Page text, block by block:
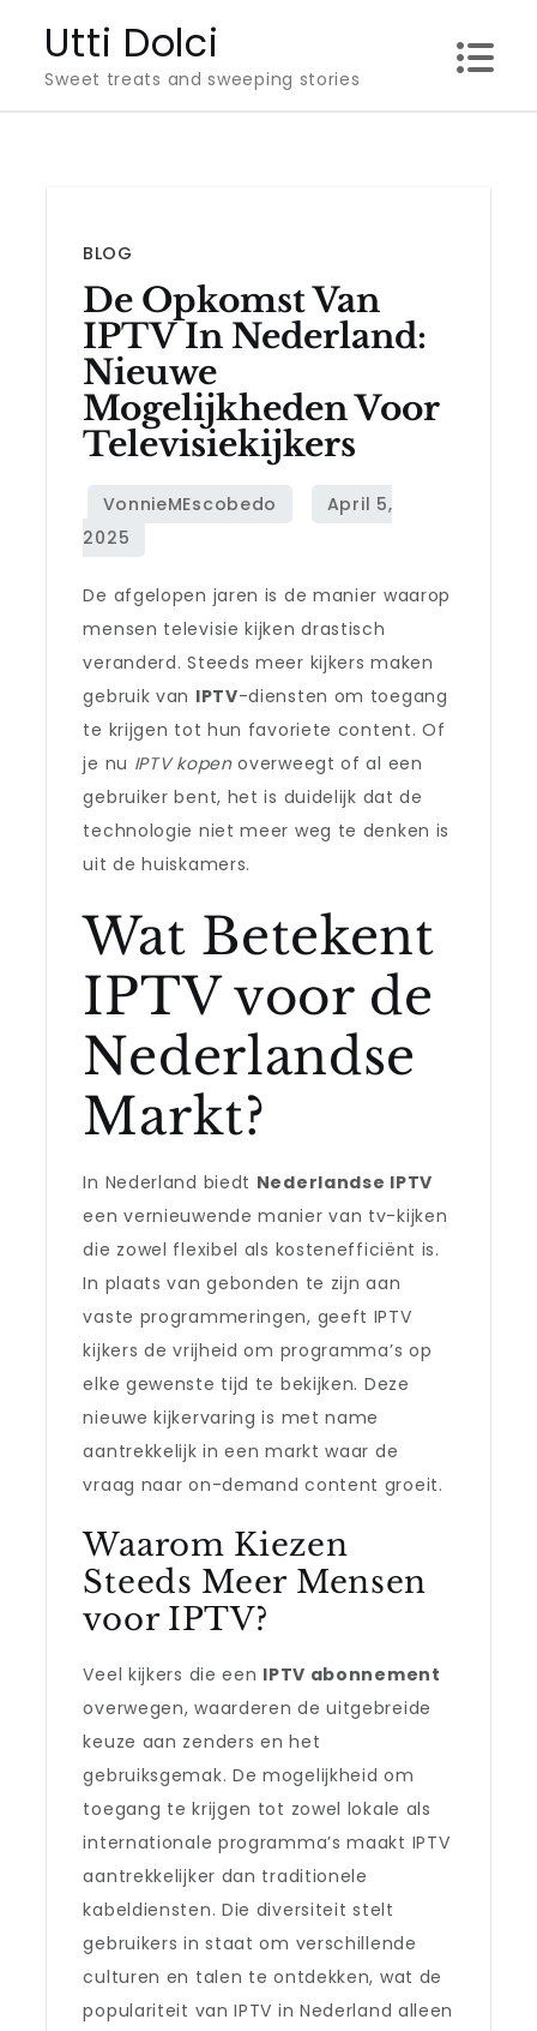
content
Utti Dolci
Sweet treats and sweeping stories
BLOG
De Opkomst Van
IPTV In Nederland:
Nieuwe
Mogelijkheden Voor
Televisiekijkers
De afgelopen jaren is de manier waarop
mensen televisie kijken drastisch
veranderd. Steeds meer kijkers maken
gebruik van IPTV-diensten om toegang
te krijgen tot hun favoriete content. Of
je nu IPTV kopenoverweegt of al een
gebruiker bent, het is duidelijk dat de
technologie niet meer weg te denken is
uit de huiskamers.
Wat Betekent
IPTV voor de
Nederlandse
Markt?
In Nederland biedt Nederlandse IPTV
een vernieuwende manier van tv-kijken
die zowel flexibel als kostenefficiënt is.
In plaats van gebonden te zijn aan
vaste programmeringen, geeft IPTV
kijkers de vrijheid om programma’s op
elke gewenste tijd te bekijken. Deze
nieuwe kijkervaring is met name
aantrekkelijk in een markt waar de
vraag naar on-demand content groeit.
Waarom Kiezen
Steeds Meer Mensen
voor IPTV?
Veel kijkers die een IPTV abonnement
overwegen, waarderen de uitgebreide
keuze aan zenders en het
gebruiksgemak. De mogelijkheid om
toegang te krijgen tot zowel lokale als
internationale programma’s maakt IPTV
aantrekkelijker dan traditionele
kabeldiensten. Die diversiteit stelt
gebruikers in staat om verschillende
culturen en talen te ontdekken, wat de
populariteit van IPTV in Nederland alleen